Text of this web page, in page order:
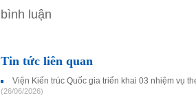
bình luận
Tin tức liên quan
Viện Kiến trúc Quốc gia triển khai 03 nhiệm vụ
(26/06/2026)